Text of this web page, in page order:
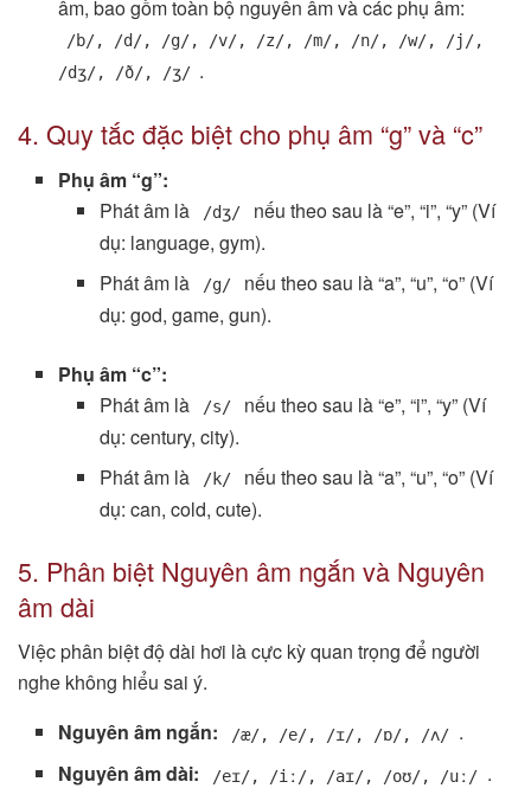
âm, bao gồm toàn bộ nguyên âm và các phụ âm:
/b/, /d/, /g/, /v/, /z/, /m/, /n/, /w/, /j/,
/dʒ/, /ð/, /ʒ/ .
4. Quy tắc đặc biệt cho phụ âm “g” và “c”
Phụ âm “g”:
Phát âm là
/dʒ/
nếu theo sau là “e”, “i”, “y” (Ví
dụ: language, gym).
Phát âm là
/g/
nếu theo sau là “a”, “u”, “o” (Ví
dụ: god, game, gun).
Phụ âm “c”:
Phát âm là
/s/
nếu theo sau là “e”, “i”, “y” (Ví
dụ: century, city).
Phát âm là
/k/
nếu theo sau là “a”, “u”, “o” (Ví
dụ: can, cold, cute).
5. Phân biệt Nguyên âm ngắn và Nguyên
âm dài
Việc phân biệt độ dài hơi là cực kỳ quan trọng để người
nghe không hiểu sai ý.
Nguyên âm ngắn:
/æ/, /e/, /ɪ/, /ɒ/, /ʌ/ .
Nguyên âm dài:
/eɪ/, /iː/, /aɪ/, /oʊ/, /uː/ .